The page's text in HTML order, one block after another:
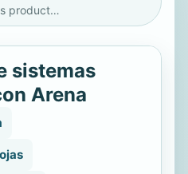
Simulación de sistemas productivos con Arena
sistemas
Arena